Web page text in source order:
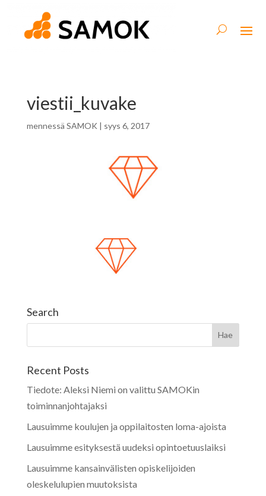
viestii_kuvake
mennessä SAMOK | syys 6, 2017
Search
Recent Posts
Tiedote: Aleksi Niemi on valittu SAMOKin
toiminnanjohtajaksi
Lausuimme koulujen ja oppilaitosten loma-ajoista
Lausuimme esityksestä uudeksi opintoetuuslaiksi
Lausuimme kansainvälisten opiskelijoiden
oleskelulupien muutoksista